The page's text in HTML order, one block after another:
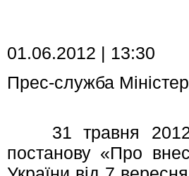
01.06.2012 | 13:30
Прес-служба
31 травня 2012
постанову «Про